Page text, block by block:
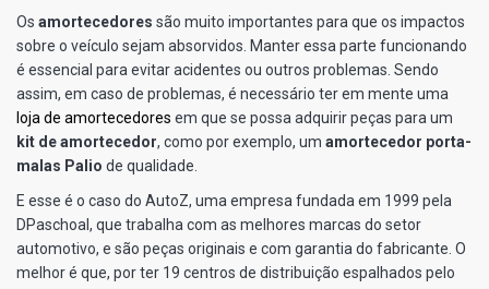
Os amortecedores são muito importantes para que os impactos
sobre o veículo sejam absorvidos. Manter essa parte funcionando
é essencial para evitar acidentes ou outros problemas. Sendo
assim, em caso de problemas, é necessário ter em mente uma
loja de amortecedores em que se possa adquirir peças para um
kit de amortecedor, como por exemplo, um amortecedor porta-
malas Palio de qualidade.
E esse é o caso do AutoZ, uma empresa fundada em 1999 pela
DPaschoal, que trabalha com as melhores marcas do setor
automotivo, e são peças originais e com garantia do fabricante. O
melhor é que, por ter 19 centros de distribuição espalhados pelo